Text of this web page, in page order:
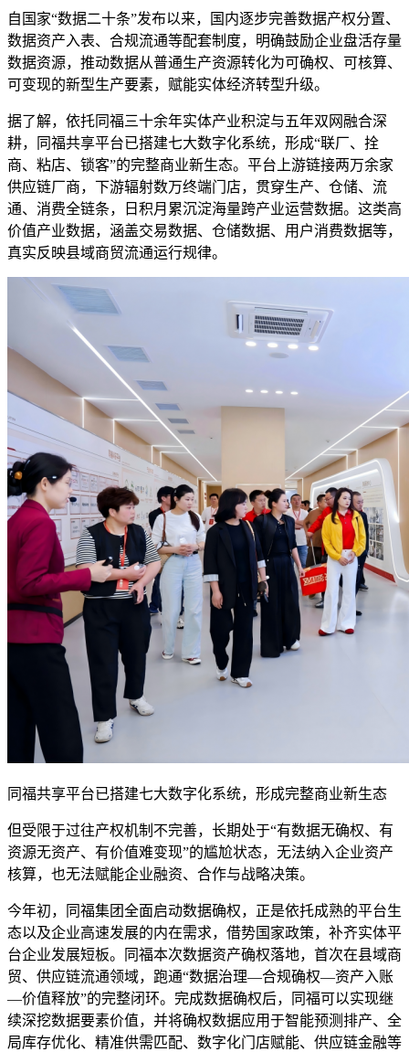
自国家“数据二十条”发布以来，国内逐步完善数据产权分置、
数据资产入表、合规流通等配套制度，明确鼓励企业盘活存量
数据资源，推动数据从普通生产资源转化为可确权、可核算、
可变现的新型生产要素，赋能实体经济转型升级。
据了解，依托同福三十余年实体产业积淀与五年双网融合深
耕，同福共享平台已搭建七大数字化系统，形成“联厂、拴
商、粘店、锁客”的完整商业新生态。平台上游链接两万余家
供应链厂商，下游辐射数万终端门店，贯穿生产、仓储、流
通、消费全链条，日积月累沉淀海量跨产业运营数据。这类高
价值产业数据，涵盖交易数据、仓储数据、用户消费数据等，
真实反映县域商贸流通运行规律。
同福共享平台已搭建七大数字化系统，形成完整商业新生态
但受限于过往产权机制不完善，长期处于“有数据无确权、有
资源无资产、有价值难变现”的尴尬状态，无法纳入企业资产
核算，也无法赋能企业融资、合作与战略决策。
今年初，同福集团全面启动数据确权，正是依托成熟的平台生
态以及企业高速发展的内在需求，借势国家政策，补齐实体平
台企业发展短板。同福本次数据资产确权落地，首次在县域商
贸、供应链流通领域，跑通“数据治理—合规确权—资产入账
—价值释放”的完整闭环。完成数据确权后，同福可以实现继
续深挖数据要素价值，并将确权数据应用于智能预测排产、全
局库存优化、精准供需匹配、数字化门店赋能、供应链金融等